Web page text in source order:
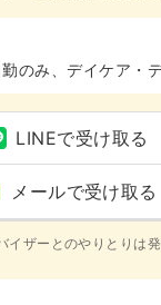
のみ、デイケア・
LINEで受け取る
メールで受け取る
イザーとのやりとりは